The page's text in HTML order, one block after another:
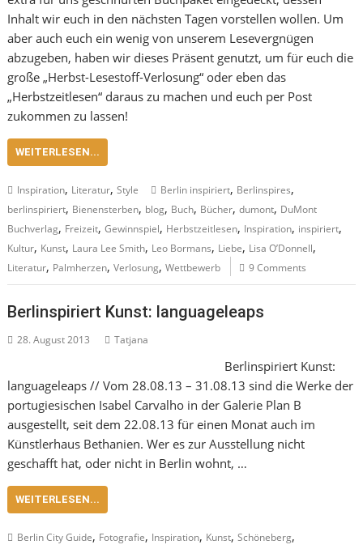
Inhalt wir euch in den nächsten Tagen vorstellen wollen. Um
aber auch euch ein wenig von unserem Lesevergnügen
abzugeben, haben wir dieses Präsent genutzt, um für euch die
große „Herbst-Lesestoff-Verlosung“ oder eben das
„Herbstzeitlesen“ daraus zu machen und euch per Post
zukommen zu lassen!
WEITERLESEN...
Inspiration, Literatur,Style Berlin inspiriert, Berlinspires,
berlinspiriert, Bienensterben, blog, Buch, Bücher,dumont, DuMont
Buchverlag, Freizeit,Gewinnspiel, Herbstzeitlesen, Inspiration, inspiriert,
Kultur, Kunst, Laura Lee Smith, Leo Bormans, Liebe, Lisa O’Donnell,
Literatur, Palmherzen,Verlosung,Wettbewerb 9 Comments
Berlinspiriert Kunst: languageleaps
28. August 2013 Tatjana
Berlinspiriert Kunst:
languageleaps // Vom 28.08.13 – 31.08.13 sind die Werke der
portugiesischen Isabel Carvalho in der Galerie Plan B
ausgestellt, seit dem 22.08.13 für einen Monat auch im
Künstlerhaus Bethanien. Wer es zur Ausstellung nicht
geschafft hat, oder nicht in Berlin wohnt, …
WEITERLESEN...
Berlin City Guide, Fotografie, Inspiration, Kunst,Schöneberg,